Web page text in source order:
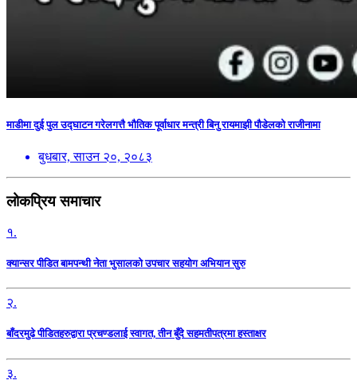
माडीमा दुई पुल उद्घाटन गरेलगत्तै भौतिक पूर्वाधार मन्त्री बिनु रायमाझी पौडेलको राजीनामा
बुधबार, साउन २०, २०८३
लोकप्रिय समाचार
१.
क्यान्सर पीडित बामपन्थी नेता भुसालकाे उपचार सहयोग अभियान सुरु
२.
बाँदरमुढे पीडितहरुद्वारा प्रचण्डलाई स्वागत, तीन बुँदे सहमतीपत्रमा हस्ताक्षर
३.